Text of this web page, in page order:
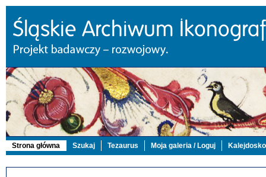
Strona główna Szukaj Tezaurus Moja galeria / Loguj